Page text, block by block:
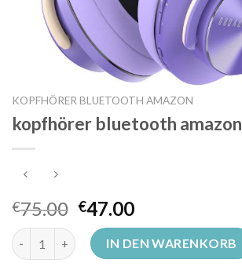
KOPFHÖRER BLUETOOTH AMAZON
kopfhörer bluetooth amazon
€75.00 €47.00
kopfhörer bluetooth amazon Menge
IN DEN WARENKORB